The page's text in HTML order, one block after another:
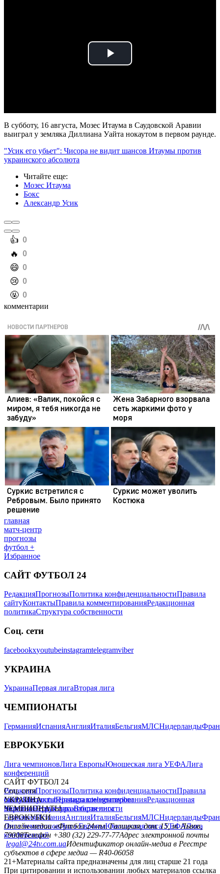
Play
В субботу, 16 августа, Мозес Итаума в Саудовской Аравии
выиграл у земляка Диллиана Уайта нокаутом в первом раунде.
"Усик его убьет": Чисора не видит шансов Итаумы против
украинского абсолюта
Читайте еще:
Мозес Итаума
Бокс
Александр Усик
️👍 0
️🔥 0
️😄 0
️😢 0
️🤬 0
комментарии
главная
матч-центр
прогнозы
футбол +
Избранное
САЙТ ФУТБОЛ 24
РедакцияПрогнозыПолитика конфиденциальностиПравила
сайтуКонтактыПравила комментированияРедакционная
политикаСтруктура собственности
Соц. сети
facebookxyoutubeinstagramtelegramviber
УКРАИНА
УкраинаПервая лигаВторая лига
ЧЕМПИОНАТЫ
ГерманияИспанияАнглияИталияБельгияМЛСНидерланды
ЕВРОКУБКИ
Лига чемпионовЛига ЕвропыЮношеская лига УЕФАЛига
конференций
САЙТ ФУТБОЛ 24
РедакцияПрогнозыПолитика конфиденциальностиПравила
сайтуКонтактыПравила комментированияРедакционная
политикаСтруктура собственности
Соц. сети
facebookxyoutubeinstagramtelegramviber
УКРАИНА
УкраинаПервая лигаВторая лига
ЧЕМПИОНАТЫ
ГерманияИспанияАнглияИталияБельгияМЛСНидерланды
ЕВРОКУБКИ
Лига чемпионовЛига ЕвропыЮношеская лига УЕФАЛига
конференций
Онлайн-медиа «Футбол 24»пл. Галицкая, дом. 15, м. Львов,
79008Телефон +380 (32) 229-77-77Адрес электронной почты
legal@24tv.com.uaИдентификатор онлайн-медиа в Реестре
субъектов в сфере медиа — R40-06058
21+Материалы сайта предназначены для лиц старше 21 года
При цитировании и использовании любых материалов ссылка